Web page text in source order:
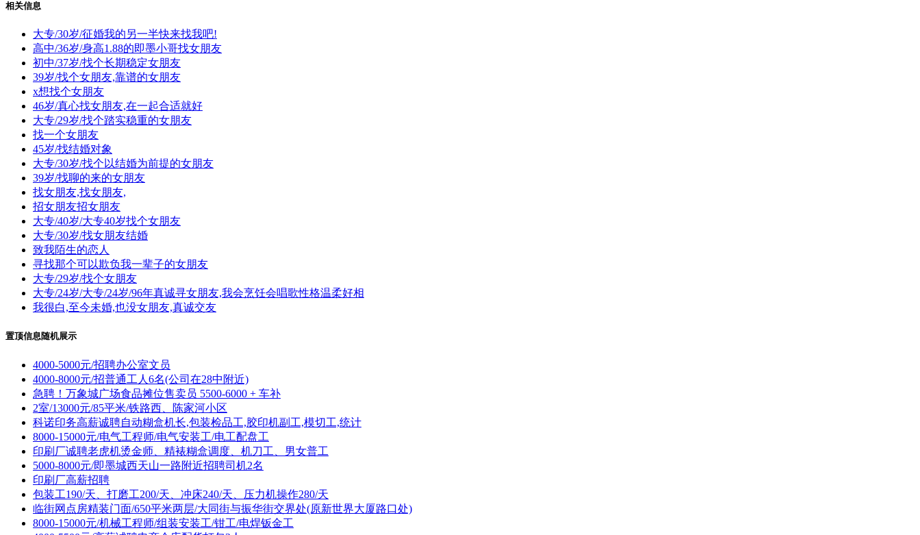
相关信息
大专/30岁/征婚我的另一半快来找我吧!
高中/36岁/身高1.88的即墨小哥找女朋友
初中/37岁/找个长期稳定女朋友
39岁/找个女朋友,靠谱的女朋友
x想找个女朋友
46岁/真心找女朋友,在一起合适就好
大专/29岁/找个踏实稳重的女朋友
找一个女朋友
45岁/找结婚对象
大专/30岁/找个以结婚为前提的女朋友
39岁/找聊的来的女朋友
找女朋友,找女朋友,
招女朋友招女朋友
大专/40岁/大专40岁找个女朋友
大专/30岁/找女朋友结婚
致我陌生的恋人
寻找那个可以欺负我一辈子的女朋友
大专/29岁/找个女朋友
大专/24岁/大专/24岁/96年真诚寻女朋友,我会烹饪会唱歌性格温柔好相
我很白,至今未婚,也没女朋友,真诚交友
置顶信息随机展示
4000-5000元/招聘办公室文员
4000-8000元/招普通工人6名(公司在28中附近)
急聘！万象城广场食品摊位售卖员 5500-6000 + 车补
2室/13000元/85平米/铁路西、陈家河小区
科诺印务高薪诚聘自动糊盒机长,包装检品工,胶印机副工,模切工,统计
8000-15000元/电气工程师/电气安装工/电工配盘工
印刷厂诚聘老虎机烫金师、精裱糊盒调度、机刀工、男女普工
5000-8000元/即墨城西天山一路附近招聘司机2名
印刷厂高薪招聘
包装工190/天、打磨工200/天、冲床240/天、压力机操作280/天
临街网点房精装门面/650平米两层/大同街与振华街交界处(原新世界大厦路口处)
8000-15000元/机械工程师/组装安装工/钳工/电焊钣金工